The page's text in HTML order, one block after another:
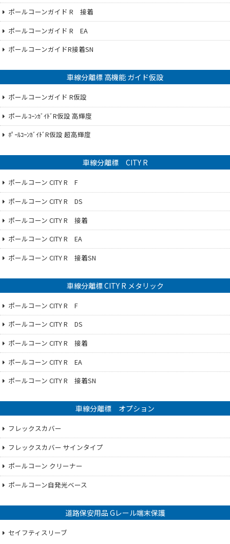
ポールコーンガイド R 接着
ポールコーンガイド R EA
ポールコーンガイドR接着SN
車線分離標 高機能 ガイド仮設
ポールコーンガイド R仮設
ポールｺｰﾝｶﾞｲﾄﾞR仮設 高輝度
ﾎﾟｰﾙｺｰﾝｶﾞｲﾄﾞR仮設 超高輝度
車線分離標 CITY R
ポールコーン CITY R F
ポールコーン CITY R DS
ポールコーン CITY R 接着
ポールコーン CITY R EA
ポールコーン CITY R 接着SN
車線分離標 CITY R メタリック
ポールコーン CITY R F
ポールコーン CITY R DS
ポールコーン CITY R 接着
ポールコーン CITY R EA
ポールコーン CITY R 接着SN
車線分離標 オプション
フレックスカバー
フレックスカバー サインタイプ
ポールコーン クリーナー
ポールコーン自発光ベース
道路保安用品 Gレール端末保護
セイフティスリーブ